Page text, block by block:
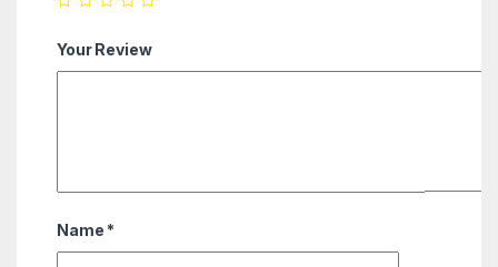
Your Review
Name *